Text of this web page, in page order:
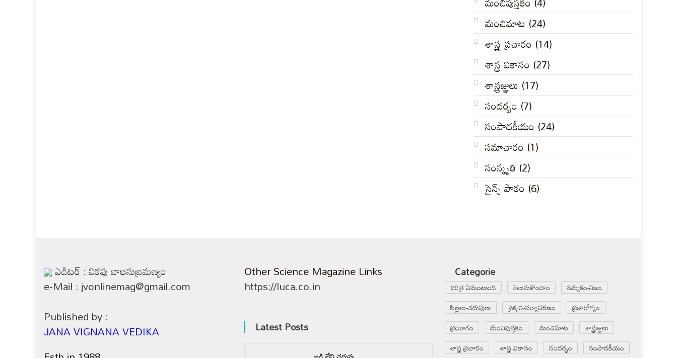
మంచిమాట (24)
శాస్త్ర ప్రచారం (14)
శాస్త్ర వికాసం (27)
శాస్త్రజ్ఞులు (17)
సందర్భం (7)
సంపాదకీయం (24)
సమాచారం (1)
సంస్కృతి (2)
సైన్స్ పాఠం (6)
ఎడిటర్ : విఠపు బాలసుబ్రమణ్యం
e-Mail : jvonlinemag@gmail.com
Published by :
JANA VIGNANA VEDIKA
Other Science Magazine Links
https://luca.co.in
Latest Posts
Categorie
చరిత్ర ఏమంటుంది తెలుసుకొందాం
నమ్మకం-నిజం
పిల్లలు-చదువులు
ప్రకృతి-పర్యావరణం
ప్రజారోగ్యం
ప్రయోగం
మంచిపుస్తకం మంచిమాట
శాస్త్రజ్ఞులు
శాస్త్ర ప్రచారం
శాస్త్ర వికాసం సందర్భం సంపాదకీయం